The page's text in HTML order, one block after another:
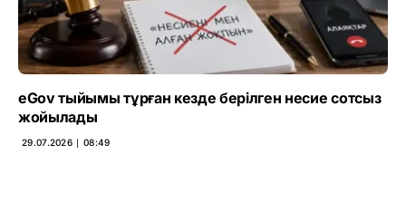
eGov тыйымы тұрған кезде берілген несие сотсыз
жойылады
29.07.2026 ∣ 08:49